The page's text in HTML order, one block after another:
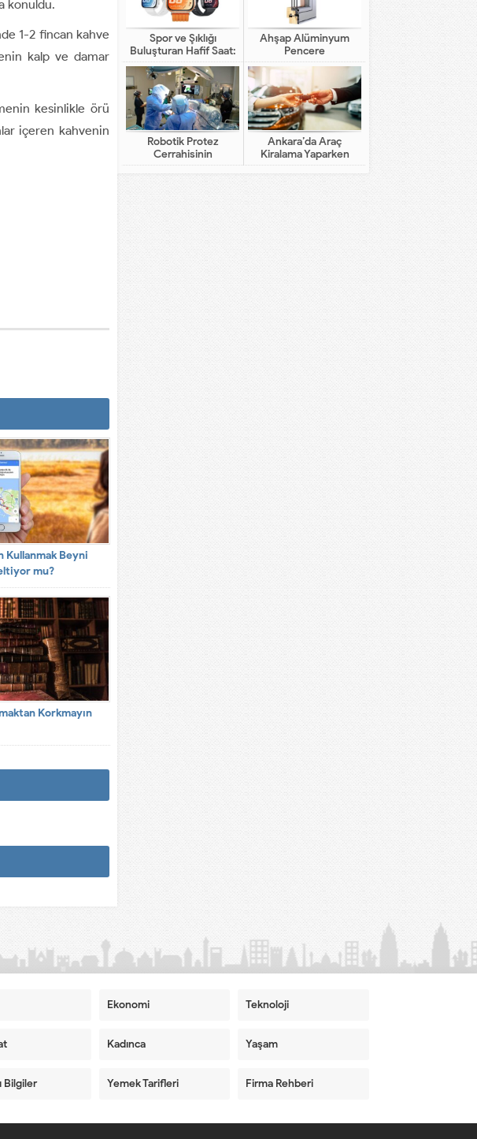
konuldu.
1-2 fincan kahve
kalp ve damar
kesinlikle örü
içeren kahvenin
Kullanmak Beyni
mu?
Korkmayın
Spor ve Şıklığı
Buluşturan Hafif Saat:
HUAWEI WATCH FIT 5
Pro
Ahşap Alüminyum
Pencere
Robotik Protez
Cerrahisinin
Geleneksel Cerrahiden
Farkı Nedir?
Ankara’da Araç
Kiralama Yaparken
Dikkat Edilecekler
Ekonomi Teknoloji
Kadınca Yaşam
Bilgiler Yemek Tarifleri Firma Rehberi